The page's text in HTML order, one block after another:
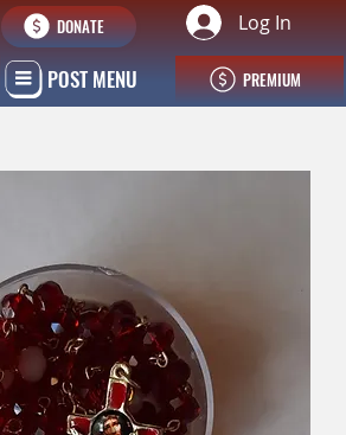
POST MENU
Log In
PREMIUM
DONATE